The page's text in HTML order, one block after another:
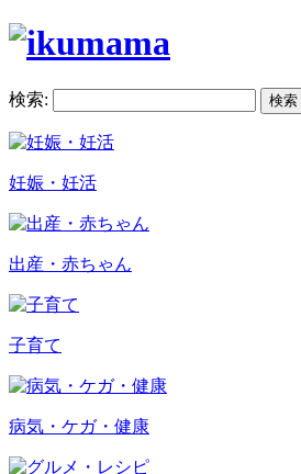
検索:
妊娠・妊活
出産・赤ちゃん
子育て
病気・ケガ・健康